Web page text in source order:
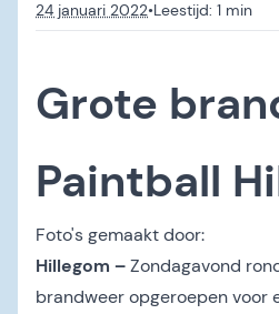
24 januari 2022•
Grote
Paintball
Foto's gemaakt door:
Hillegom –Zondagavond
brandweer opgeroepen voor